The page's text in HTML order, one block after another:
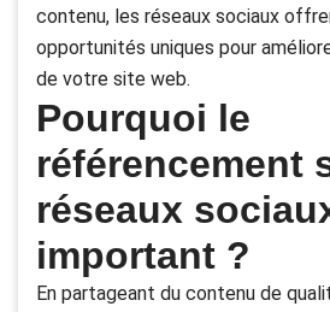
contenu, les réseaux sociaux
opportunités uniques pour
de votre site web.
Pourquoi le
référencement
réseaux
important ?
En partageant du contenu de